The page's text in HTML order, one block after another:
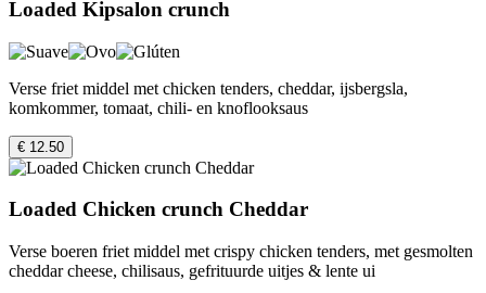
Loaded Kipsalon crunch
Verse friet middel met chicken tenders, cheddar, ijsbergsla,
komkommer, tomaat, chili- en knoflooksaus
€ 12.50
Loaded Chicken crunch Cheddar
Verse boeren friet middel met crispy chicken tenders, met gesmolten
cheddar cheese, chilisaus, gefrituurde uitjes & lente ui